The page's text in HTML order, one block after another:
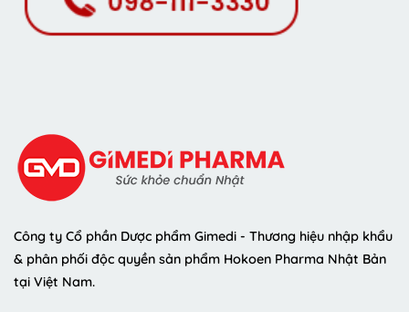
Công ty Cổ phần Dược phẩm Gimedi - Thương hiệu nhập khẩu
& phân phối độc quyền sản phẩm Hokoen Pharma Nhật Bản
tại Việt Nam.